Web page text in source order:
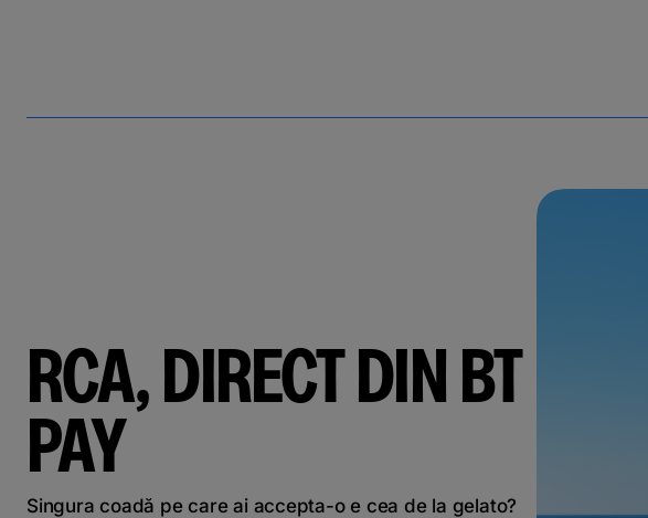
RCA, DIRECT DIN BT
PAY
Singura coadă pe care ai accepta-o e cea de la gelato?